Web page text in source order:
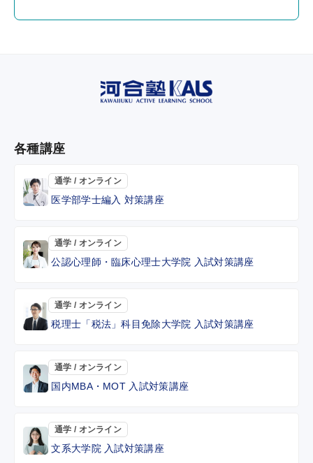
各種講座
通学 / オンライン
医学部学士編入 対策講座
通学 / オンライン
公認心理師・臨床心理士大学院 入試対策講座
通学 / オンライン
税理士「税法」科目免除大学院 入試対策講座
通学 / オンライン
国内MBA・MOT 入試対策講座
通学 / オンライン
文系大学院 入試対策講座